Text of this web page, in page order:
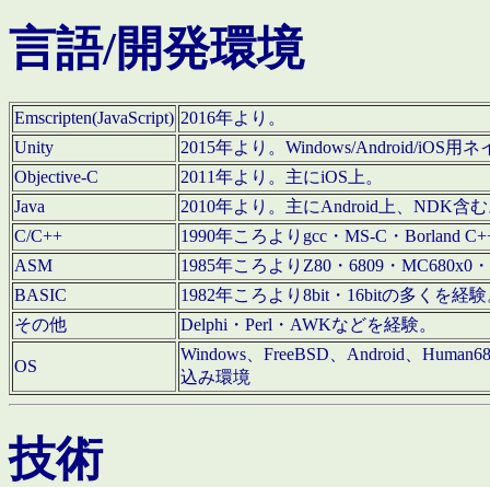
言語/開発環境
Emscripten(JavaScript) 2016年より。
Unity
2015年より。Windows/Android/iOS用
Objective-C
2011年より。主にiOS上。
Java
2010年より。主にAndroid上、NDK含
C/C++
1990年ころよりgcc・MS-C・Borland
ASM
1985年ころよりZ80・6809・MC680x0
BASIC
1982年ころより8bit・16bitの多くを経
その他
Delphi・Perl・AWKなどを経験。
OS
Windows、FreeBSD、Android、
込み環境
技術